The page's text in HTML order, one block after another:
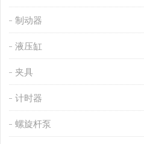
制动器
液压缸
夹具
计时器
螺旋杆泵